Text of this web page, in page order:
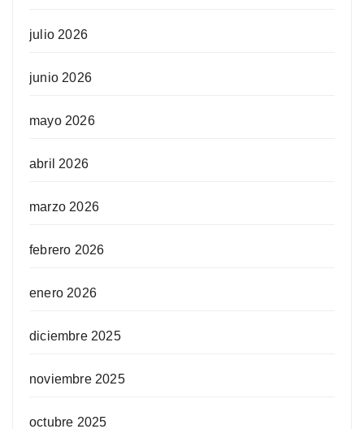
julio 2026
junio 2026
mayo 2026
abril 2026
marzo 2026
febrero 2026
enero 2026
diciembre 2025
noviembre 2025
octubre 2025